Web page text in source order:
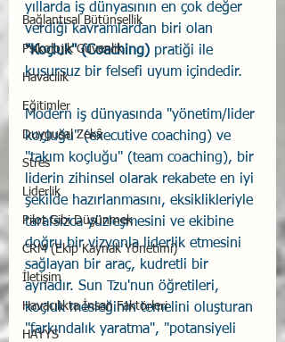
Bağlantısal Bütünsellik
Psikolojik Güvenlik
Havacılık
Eğitimler
Duygusal Zekâ
Stres
Liderlik
Pilot Gibi Düşünmek
CRM (Ekip Kaynak Yönetimi)
İletişim
Havacılıkta İnsan Faktörleri
HAYYS
yıllarda iş dünyasının en çok değer
verdiği kavramlardan biri olan
"Koçluk" (Coaching) pratiği ile
kusursuz bir felsefi uyum içindedir.
Modern iş dünyasında "yönetim/lider
koçluğu" (executive coaching) ve
"takım koçluğu" (team coaching), bir
liderin zihinsel olarak rekabete en iyi
şekilde hazırlanmasını, eksiklikleriyle
tarafsızca yüzleşmesini ve ekibine
doğru bir vizyonla liderlik etmesini
sağlayan bir araç, kudretli bir
aynadır. Sun Tzu'nun öğretileri,
koçluk mesleğinin temelini oluşturan
"farkındalık yaratma", "potansiyeli